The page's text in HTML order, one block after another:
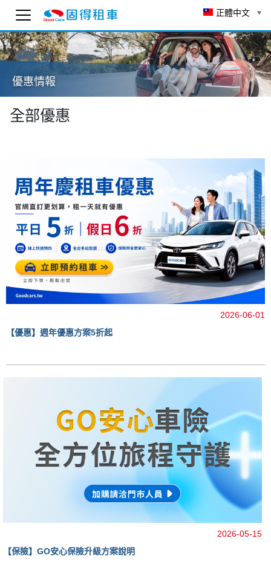
固得租車
線上 AI 客服
為了確保客服可以回覆您，請先輸入 Email。
To ensure you receive our customer service reply
as soon as possible, please enter your email
below.
正體中文
優惠情報
全部優惠
2026-06-01
【優惠】週年優惠方案5折起
2026-05-15
【保險】GO安心保險升級方案說明